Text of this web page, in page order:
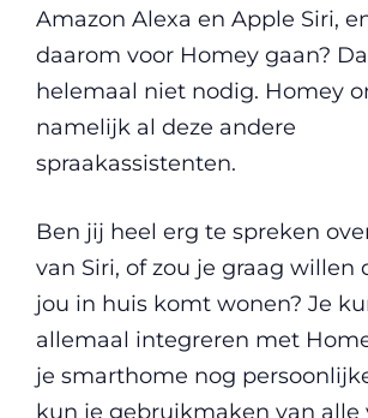
Amazon Alexa en Apple Siri,
daarom voor Homey gaan?
helemaal niet nodig. Homey
namelijk al deze andere
spraakassistenten.
Ben jij heel erg te spreken
van Siri, of zou je graag willen
jou in huis komt wonen? Je
allemaal integreren met
je smarthome nog
kun je gebruikmaken van alle